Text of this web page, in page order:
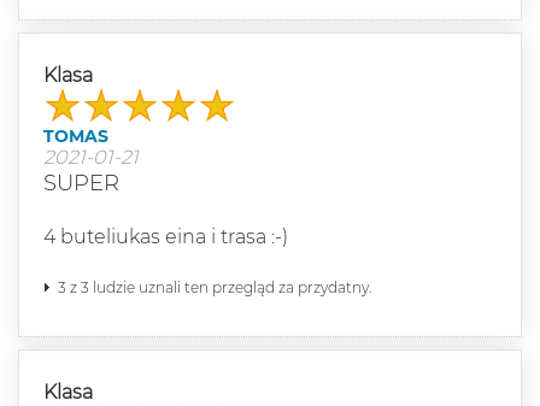
Klasa
TOMAS
2021-01-21
SUPER
4 buteliukas eina i trasa :-)
3 z 3 ludzie uznali ten przegląd za przydatny.
Klasa